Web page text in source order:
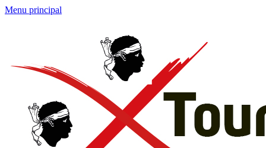
Menu principal